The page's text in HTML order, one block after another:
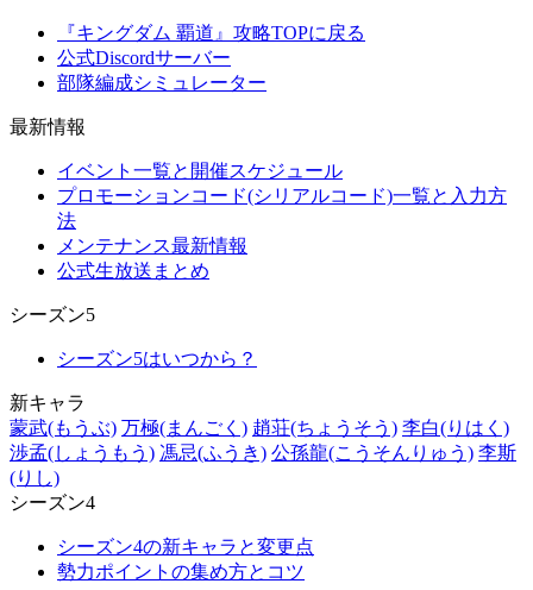
『キングダム 覇道』攻略TOPに戻る
公式Discordサーバー
部隊編成シミュレーター
最新情報
イベント一覧と開催スケジュール
プロモーションコード(シリアルコード)一覧と入力方
法
メンテナンス最新情報
公式生放送まとめ
シーズン5
シーズン5はいつから？
新キャラ
蒙武(もうぶ) 万極(まんごく) 趙荘(ちょうそう) 李白(りはく)
渉孟(しょうもう) 馮忌(ふうき) 公孫龍(こうそんりゅう) 李斯
(りし)
シーズン4
シーズン4の新キャラと変更点
勢力ポイントの集め方とコツ